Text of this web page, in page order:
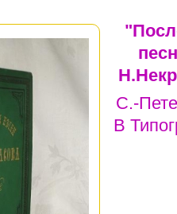
С.-
В